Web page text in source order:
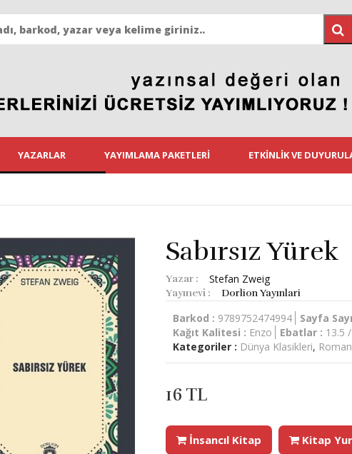
YAZARLAR YAYIMLAMA PAKETLERI ETKINLIK VE
Sabırsız Yürek
Yazar : Stefan Zweig
Yayınevi : Dorlion Yayınlari
Barkod : 9789752474994 Sayfa
Kağıt Kalitesi : Enzo Ebatlar : 13.5
Kategoriler : Dünya Klasikleri, Roman
16 TL
İnsancıl Kitap Kitap